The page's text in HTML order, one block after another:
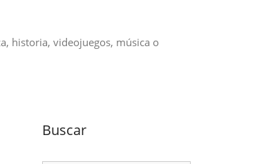
historia, videojuegos, música o
Buscar